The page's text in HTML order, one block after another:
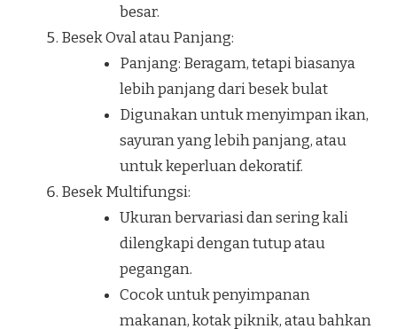
besar.
Besek Oval atau Panjang:
Panjang: Beragam, tetapi biasanya
lebih panjang dari besek bulat
Digunakan untuk menyimpan ikan,
sayuran yang lebih panjang, atau
untuk keperluan dekoratif.
Besek Multifungsi:
Ukuran bervariasi dan sering kali
dilengkapi dengan tutup atau
pegangan.
Cocok untuk penyimpanan
makanan, kotak piknik, atau bahkan